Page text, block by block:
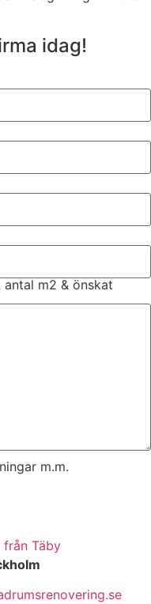
idag!
m2 & önskat
m.m.
från Täby